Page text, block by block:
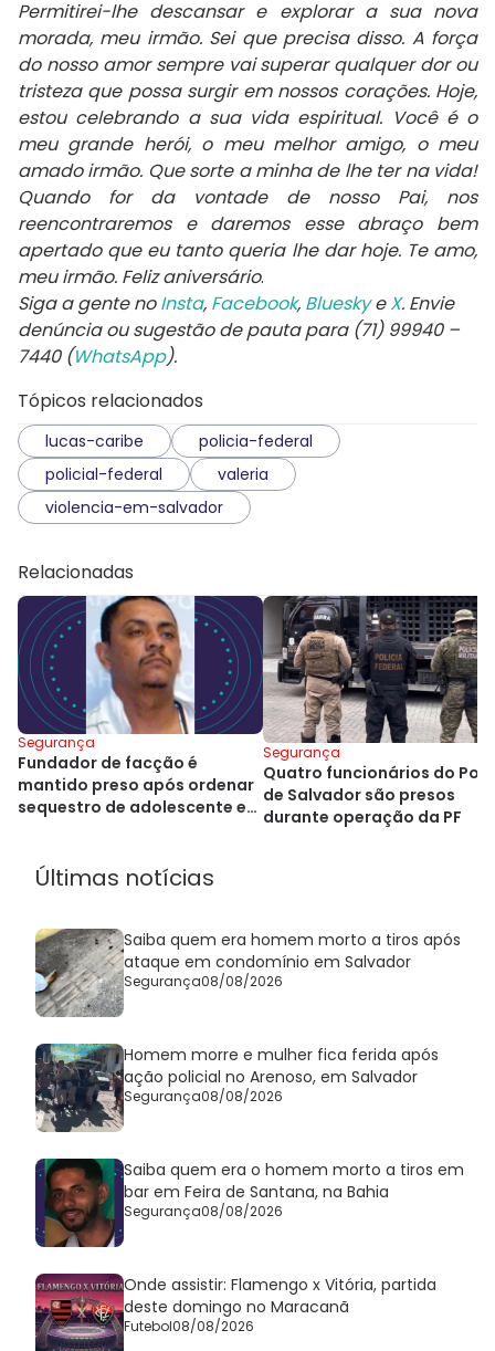
Permitirei-lhe descansar e explorar a sua nova
morada, meu irmão. Sei que precisa disso. A força
do nosso amor sempre vai superar qualquer dor ou
tristeza que possa surgir em nossos corações. Hoje,
estou celebrando a sua vida espiritual. Você é o
meu grande herói, o meu melhor amigo, o meu
amado irmão. Que sorte a minha de lhe ter na vida!
Quando for da vontade de nosso Pai, nos
reencontraremos e daremos esse abraço bem
apertado que eu tanto queria lhe dar hoje. Te amo,
meu irmão. Feliz aniversário.
Siga a gente noInsta, Facebook, BlueskyeX. Envie
denúncia ou sugestão de pauta para (71) 99940 –
7440 (WhatsApp).
Tópicos relacionados
lucas-caribe
policia-federal
policial-federal
valeria
violencia-em-salvador
Relacionadas
Segurança
Fundador de facção é
mantido preso após ordenar
sequestro de adolescente em
Segurança
Quatro funcionários do
de Salvador são presos
durante operação da PF
Últimas notícias
Saiba quem era homem morto a tiros após
ataque em condomínio em Salvador
Segurança08/08/2026
Homem morre e mulher fica ferida após
ação policial no Arenoso, em Salvador
Segurança08/08/2026
Saiba quem era o homem morto a tiros em
bar em Feira de Santana, na Bahia
Segurança08/08/2026
Onde assistir: Flamengo x Vitória, partida
deste domingo no Maracanã
Futebol08/08/2026